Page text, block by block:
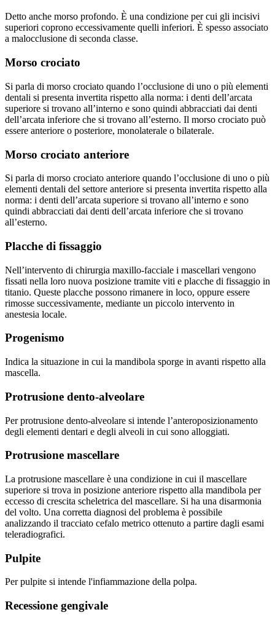
Detto anche morso profondo. È una condizione per cui gli incisivi
superiori coprono eccessivamente quelli inferiori. È spesso associato
a malocclusione di seconda classe.
Morso crociato
Si parla di morso crociato quando l’occlusione di uno o più elementi
dentali si presenta invertita rispetto alla norma: i denti dell’arcata
superiore si trovano all’interno e sono quindi abbracciati dai denti
dell’arcata inferiore che si trovano all’esterno. Il morso crociato può
essere anteriore o posteriore, monolaterale o bilaterale.
Morso crociato anteriore
Si parla di morso crociato anteriore quando l’occlusione di uno o più
elementi dentali del settore anteriore si presenta invertita rispetto alla
norma: i denti dell’arcata superiore si trovano all’interno e sono
quindi abbracciati dai denti dell’arcata inferiore che si trovano
all’esterno.
Placche di fissaggio
Nell’intervento di chirurgia maxillo-facciale i mascellari vengono
fissati nella loro nuova posizione tramite viti e placche di fissaggio in
titanio. Queste placche possono rimanere in loco, oppure essere
rimosse successivamente, mediante un piccolo intervento in
anestesia locale.
Progenismo
Indica la situazione in cui la mandibola sporge in avanti rispetto alla
mascella.
Protrusione dento-alveolare
Per protrusione dento-alveolare si intende l’anteroposizionamento
degli elementi dentari e degli alveoli in cui sono alloggiati.
Protrusione mascellare
La protrusione mascellare è una condizione in cui il mascellare
superiore si trova in posizione anteriore rispetto alla mandibola per
eccesso di crescita scheletrica del mascellare. Si ha una disarmonia
del volto. Una corretta diagnosi del problema è possibile
analizzando il tracciato cefalo metrico ottenuto a partire dagli esami
teleradiografici.
Pulpite
Per pulpite si intende l'infiammazione della polpa.
Recessione gengivale